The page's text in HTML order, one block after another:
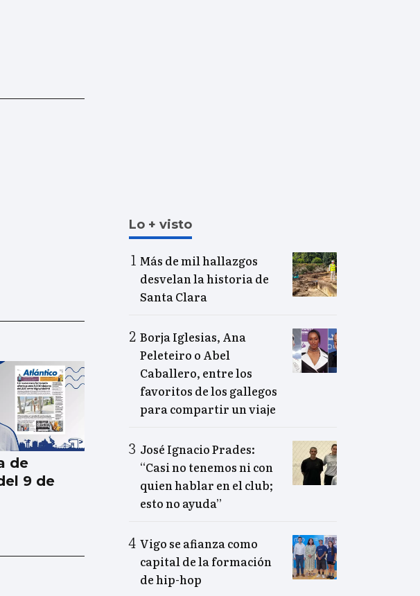
de
9 de
Lo + visto
Más de mil hallazgos
desvelan la historia de
Santa Clara
Borja Iglesias, Ana
Peleteiro o Abel
Caballero, entre los
favoritos de los gallegos
para compartir un viaje
José Ignacio Prades:
“Casi no tenemos ni con
quien hablar en el club;
esto no ayuda”
Vigo se afianza como
capital de la formación
de hip-hop